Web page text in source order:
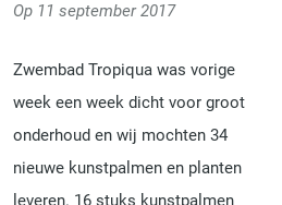
Op 11 september 2017
Zwembad Tropiqua was vorige
week een week dicht voor groot
onderhoud en wij mochten 34
nieuwe kunstpalmen en planten
leveren. 16 stuks kunstpalmen